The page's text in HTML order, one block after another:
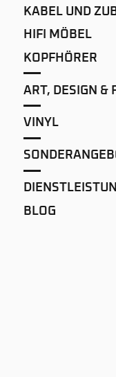
KABEL UND
HIFI MÖBEL
KOPFHÖRER
ART, DESIGN &
VINYL
BLOG